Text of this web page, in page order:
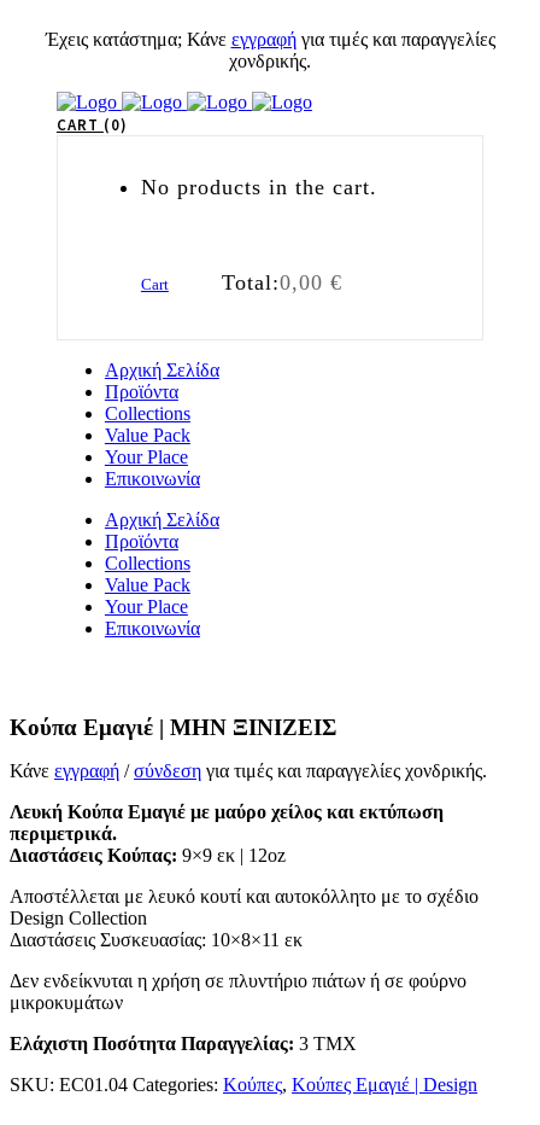
Έχεις κατάστημα; Κάνε εγγραφήγια τιμές και παραγγελίες
χονδρικής.
CART 0
No products in the cart.
Cart Total:0,00 €
Αρχική Σελίδα
Προϊόντα
Collections
Value Pack
Your Place
Επικοινωνία
Αρχική Σελίδα
Προϊόντα
Collections
Value Pack
Your Place
Επικοινωνία
Κούπα Εμαγιέ | ΜΗΝ ΞΙΝΙΖΕΙΣ
Κάνε εγγραφή /σύνδεση για τιμές και παραγγελίες χονδρικής.
Λευκή Κούπα Εμαγιέ με μαύρο χείλος και εκτύπωση
περιμετρικά.
Διαστάσεις Κούπας: 9×9 εκ | 12oz
Αποστέλλεται με λευκό κουτί και αυτοκόλλητο με το σχέδιο
Design Collection
Διαστάσεις Συσκευασίας: 10×8×11 εκ
Δεν ενδείκνυται η χρήση σε πλυντήριο πιάτων ή σε φούρνο
μικροκυμάτων
Ελάχιστη Ποσότητα Παραγγελίας: 3 ΤΜΧ
SKU: EC01.04 Categories: Κούπες, Κούπες Εμαγιέ | Design